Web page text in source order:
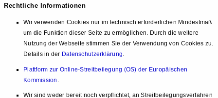
Rechtliche Informationen
Wir verwenden Cookies nur im technisch erforderlichen Mindestmaß
um die Funktion dieser Seite zu ermöglichen. Durch die weitere
Nutzung der Webseite stimmen Sie der Verwendung von Cookies zu.
Details in der Datenschutzerklärung.
Plattform zur Online-Streitbeilegung (OS) der Europäischen
Kommission
Wir sind weder bereit noch verpflichtet, an Streitbeilegungsverfahren